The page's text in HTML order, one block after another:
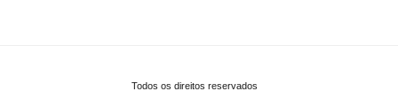
Todos os direitos reservados